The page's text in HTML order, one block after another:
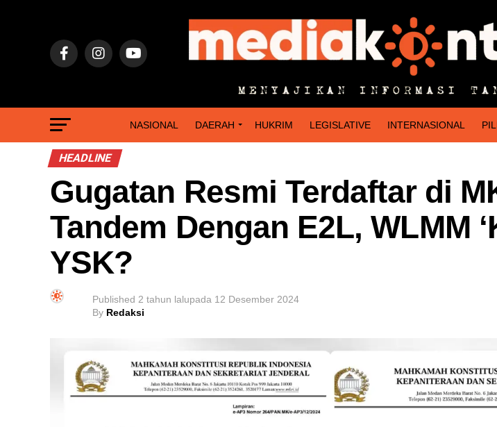
NASIONAL DAERAH HUKRIM LEGISLATIVE INTERNASIONAL
HEADLINE
Gugatan Resmi Terdaftar di
Tandem Dengan E2L, WLMM
YSK?
Published 2 tahun lalupada 12 Desember 2024
By Redaksi